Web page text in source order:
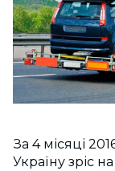
За 4 місяці
Україну зріс